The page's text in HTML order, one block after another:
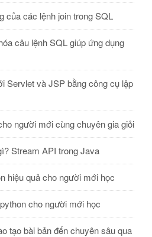
của các lệnh join trong SQL
câu lệnh SQL giúp ứng dụng
Servlet và JSP bằng công cụ lập
người mới cùng chuyên gia giỏi
Stream API trong Java
hiệu quả cho người mới học
cho người mới học
tạo bài bản đến chuyên sâu qua